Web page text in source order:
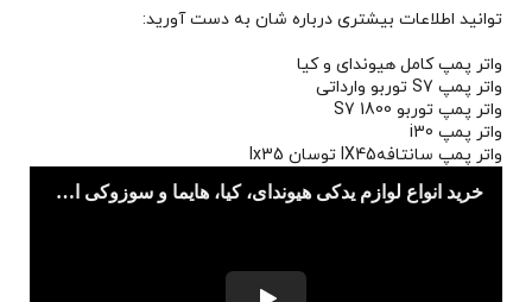
توانید اطلاعات بیشتری درباره شان به دست آورید:
واتر پمپ کامل هیوندای و کیا
واتر پمپ S7 توربو وارداتی
واتر پمپ توربو 1800 S7
واتر پمپ i30
واتر پمپ سانتافهIX45 توسان Ix35